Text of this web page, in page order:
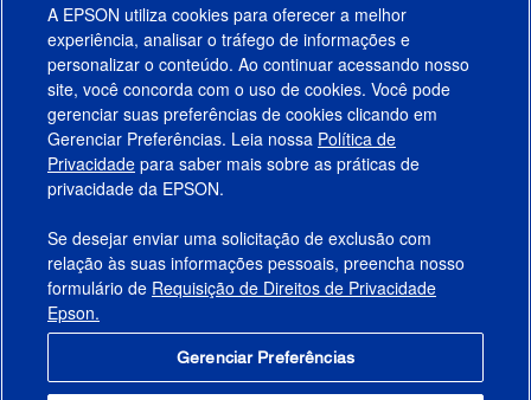
aplicadas tarifas pelo uso de dados.
Produtos
Suporte
Links Sugeridos
Empresa
Conecte-se com a Epson
A EPSON utiliza cookies para oferecer a melhor
experiência, analisar o tráfego de informações e
personalizar o conteúdo. Ao continuar acessando nosso
site, você concorda com o uso de cookies. Você pode
gerenciar suas preferências de cookies clicando em
Gerenciar Preferências. Leia nossa Política de
Privacidade para saber mais sobre as práticas de
privacidade da EPSON.
Se desejar enviar uma solicitação de exclusão com
relação às suas informações pessoais, preencha nosso
formulário de Requisição de Direitos de Privacidade
Epson.
Gerenciar Preferências